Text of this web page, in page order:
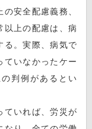
安全配慮義務、
以上の配慮は、病
る。実際、病気で
ていなかったケー
判例があるとい
いれば、労災が